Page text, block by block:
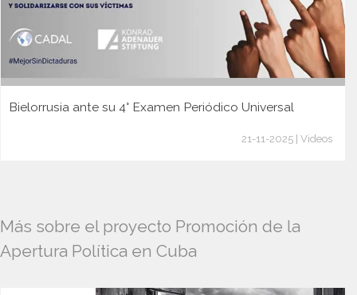
Bielorrusia ante su 4° Examen Periódico Universal
21-11-2025 | Videos
Más sobre el proyecto Promoción de la
Apertura Política en Cuba